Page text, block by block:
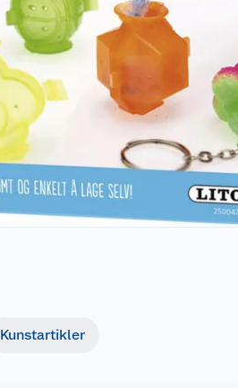
Kunstartikler